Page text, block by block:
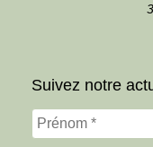
Suivez notre